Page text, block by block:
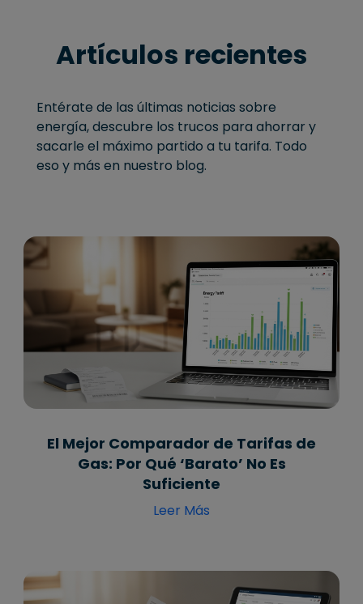
Artículos recientes
Entérate de las últimas noticias sobre
energía, descubre los trucos para ahorrar y
sacarle el máximo partido a tu tarifa. Todo
eso y más en nuestro blog.
El Mejor Comparador de Tarifas de
Gas: Por Qué ‘Barato’ No Es
Suficiente
Leer Más